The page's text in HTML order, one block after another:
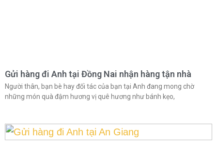
Gửi hàng đi Anh tại Đồng Nai nhận hàng tận nhà
Người thân, bạn bè hay đối tác của bạn tại Anh đang mong chờ
những món quà đậm hương vị quê hương như bánh kẹo,